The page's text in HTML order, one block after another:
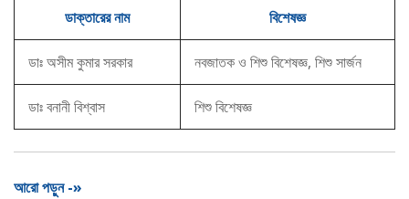
ডাক্তারের নাম বিশেষজ্ঞ
ডাঃ অসীম কুমার সরকার নবজাতক ও শিশু বিশেষজ্ঞ, শিশু সার্জন
ডাঃ বনানী বিশ্বাস শিশু বিশেষজ্ঞ
আরো পড়ুন -»